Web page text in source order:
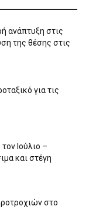
ανάπτυξη στις
της θέσης στις
για τις
Ιούλιο –
και στέγη
στο